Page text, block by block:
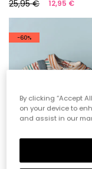
25,95 €
12,95 €
-60%
By clicking “Accept
on your device to
and assist in our